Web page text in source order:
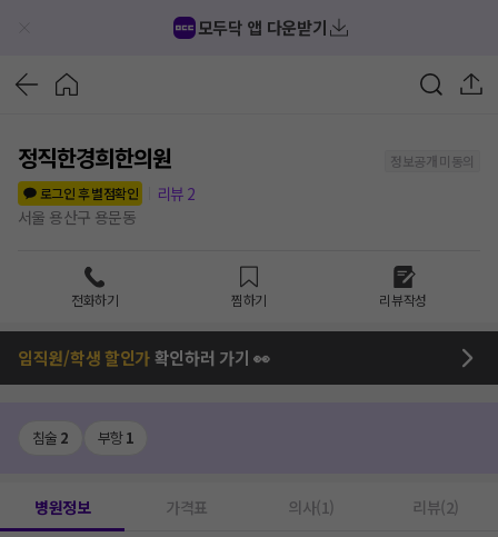
모두닥 앱 다운받기
정직한경희한의원
정보공개 미동의
로그인 후 별점확인
리뷰 2
서울 용산구 용문동
전화하기 찜하기 리뷰작성
임직원/학생 할인가확인하러 가기 👀
침술 2 부항1
병원정보 가격표 의사(1) 리뷰(2)